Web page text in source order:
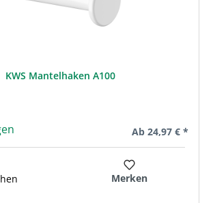
KWS Mantelhaken A100
Regulärer Preis:
Ab 24,97 € *
Merken